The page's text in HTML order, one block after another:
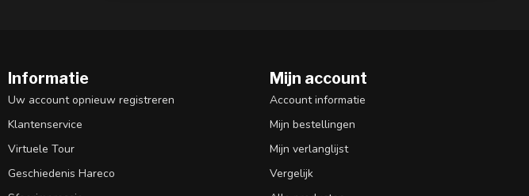
Informatie
Uw account opnieuw registreren
Klantenservice
Virtuele Tour
Geschiedenis Hareco
Mijn account
Account informatie
Mijn bestellingen
Mijn verlanglijst
Vergelijk